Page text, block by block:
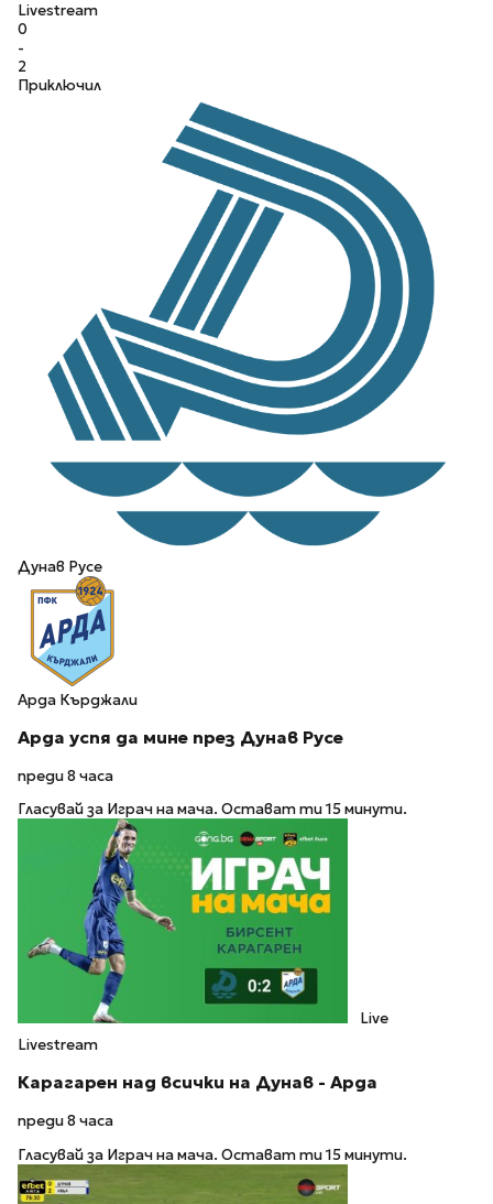
Livestream
0
-
2
Приключил
Дунав Русе
Арда Кърджали
Арда успя да мине през Дунав Русе
преди 8 часа
Гласувай за Играч на мача. Остават ти 15 минути.
Live
Livestream
Карагарен над всички на Дунав - Арда
преди 8 часа
Гласувай за Играч на мача. Остават ти 15 минути.